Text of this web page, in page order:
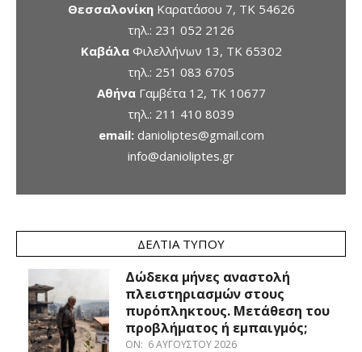
ΘεσσαλονίκηΚαρατάσου 7, TK 54626
τηλ.: 231 052 2126
ΚαβάλαΦιλελλήνων 13, ΤΚ 65302
τηλ.: 251 083 6705
ΑθήναΓαμβέτα 12, ΤΚ 10677
τηλ.: 211 410 8039
email: danioliptes@gmail.com
info@danioliptes.gr
ΔΕΛΤΊΑ ΤΎΠΟΥ
Δώδεκα μήνες αναστολή
πλειστηριασμών στους
πυρόπληκτους. Μετάθεση του
προβλήματος ή εμπαιγμός;
ON: 6 ΑΥΓΟΎΣΤΟΥ 2026